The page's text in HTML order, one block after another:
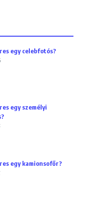
egy celebfotós?
egy személyi
egy kamionsofőr?